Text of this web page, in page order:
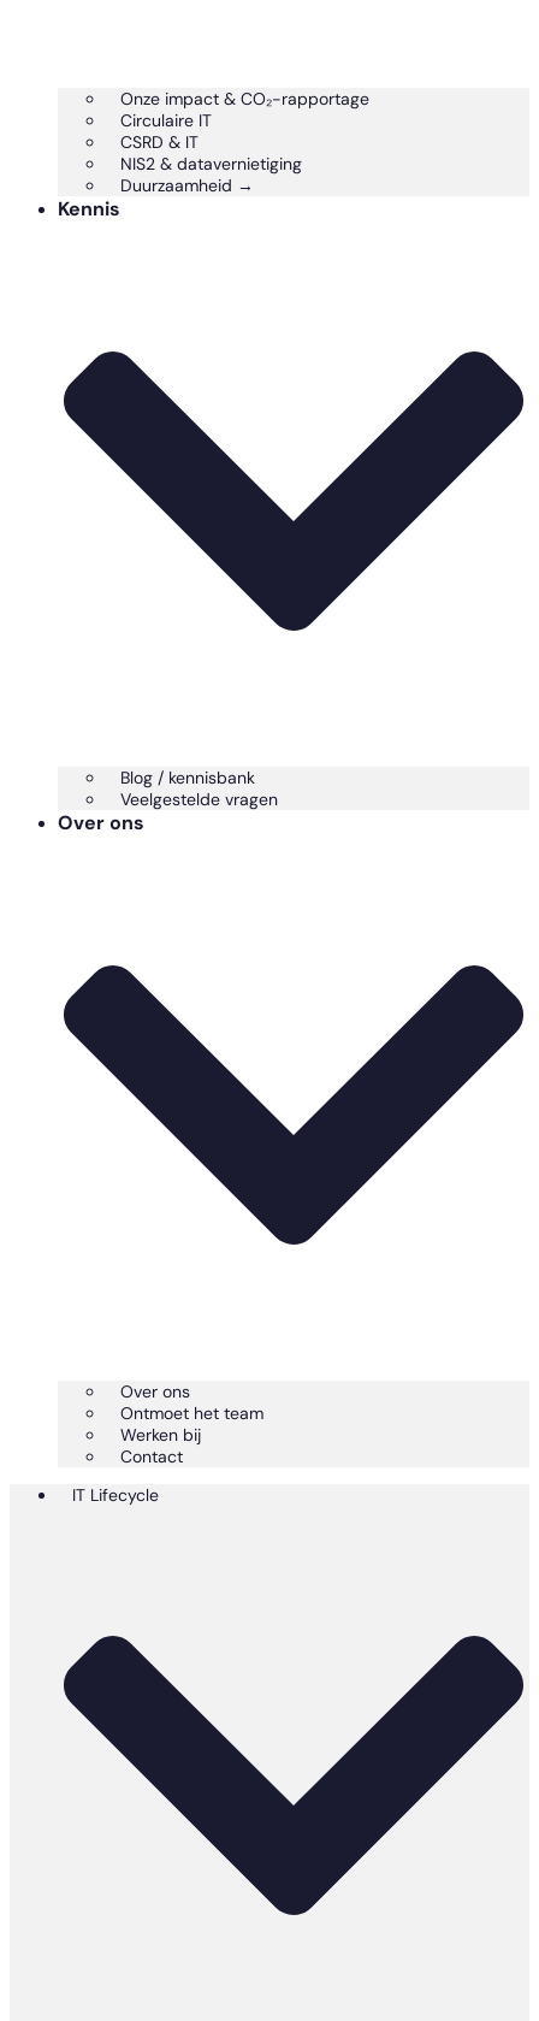
Onze impact & CO₂-rapportage
Circulaire IT
CSRD & IT
NIS2 & datavernietiging
Duurzaamheid →
Kennis
Blog / kennisbank
Veelgestelde vragen
Over ons
Over ons
Ontmoet het team
Werken bij
Contact
IT Lifecycle